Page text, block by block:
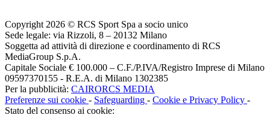
Copyright 2026 © RCS Sport Spa a socio unico
Sede legale: via Rizzoli, 8 – 20132 Milano
Soggetta ad attività di direzione e coordinamento di RCS
MediaGroup S.p.A.
Capitale Sociale € 100.000 – C.F./P.IVA/Registro Imprese di Milano
09597370155 - R.E.A. di Milano 1302385
Per la pubblicità: CAIRORCS MEDIA
Preferenze sui cookie - Safeguarding - Cookie e Privacy Policy -
Stato del consenso ai cookie: